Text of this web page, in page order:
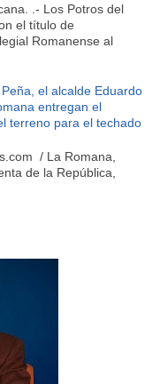
.- Los Potros del
el título de
Romanense al
el alcalde Eduardo
entregan el
terreno para el techado
/ La Romana,
de la República,